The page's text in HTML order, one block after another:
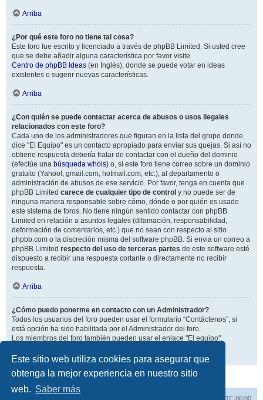
Este sitio web utiliza cookies para asegurar que
obtenga la mejor experiencia en nuestro sitio
web. Saber más
Arriba
¿Por qué este foro no tiene tal cosa?
Este foro fue escrito y licenciado a través de phpBB Limited. Si usted cree
que se debe añadir alguna característica por favor visite
Centro de phpBB Ideas (en Inglés), donde se puede votar en ideas
existentes o sugerir nuevas características.
Arriba
¿Con quién se puede contactar acerca de abusos o usos ilegales
relacionados con este foro?
Cada uno de los administradores que figuran en la lista del grupo donde
dice "El Equipo" es un contacto apropiado para enviar sus quejas. Si así no
obtiene respuesta debería tratar de contactar con el dueño del dominio
(efectúe una búsqueda whois) o, si este foro tiene correo sobre un dominio
gratuito (Yahoo!, gmail.com, hotmail.com, etc.), al departamento o
administración de abusos de ese servicio. Por favor, tenga en cuenta que
phpBB Limited carece de cualquier tipo de control y no puede ser de
ninguna manera responsable sobre cómo, dónde o por quién es usado
este sistema de foros. No tiene ningún sentido contactar con phpBB
Limited en relación a asuntos legales (difamación, responsabilidad,
deformación de comentarios, etc.) que no sean con respecto al sitio
phpbb.com o la discreción misma del software phpBB. Si envia un correo a
phpBB Limited respecto del uso de terceras partes de este software esté
dispuesto a recibir una respuesta cortante o directamente no recibir
respuesta.
Arriba
¿Cómo puedo ponerme en contacto con un Administrador?
Todos los usuarios del foro pueden usar el formulario “Contáctenos”, si
está opción ha sido habilitada por el Administrador del foro.
Los miembros del foro también pueden usar el enlace "El equipo".
Arriba
UTC-06:00